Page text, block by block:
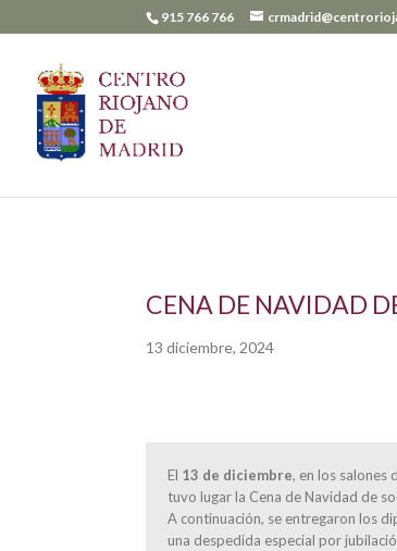
915 766 766
CENA DE NAVIDAD
13 diciembre, 2024
El 13 de diciembre, en los salones
tuvo lugar la Cena de Navidad de
A continuación, se entregaron los
una despedida especial por